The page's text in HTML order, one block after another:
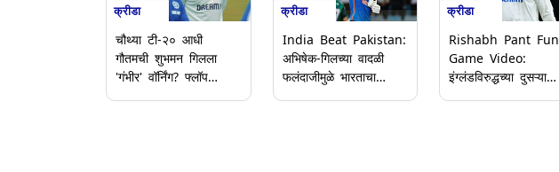
क्रीडा
चौथ्या टी-२० आधी
गौतमची शुभमन गिलला
'गंभीर' वॉर्निंग? फ्लॉप
क्रीडा
India Beat Pakistan:
अभिषेक-गिलच्या वादळी
फलंदाजीमुळे भारताचा
क्रीडा
Rishabh Pant Fun
Game Video:
इंग्लंडविरुद्धच्या दुसऱ्या